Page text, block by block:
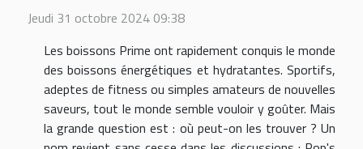
Jeudi 31 octobre 2024 09:38
Les boissons Prime ont rapidement conquis le monde
des boissons énergétiques et hydratantes. Sportifs,
adeptes de fitness ou simples amateurs de nouvelles
saveurs, tout le monde semble vouloir y goûter. Mais
la grande question est : où peut-on les trouver ? Un